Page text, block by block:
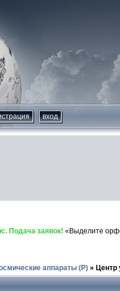
вход
Подача заявок! «Выделите
аппараты (Р) » Центр